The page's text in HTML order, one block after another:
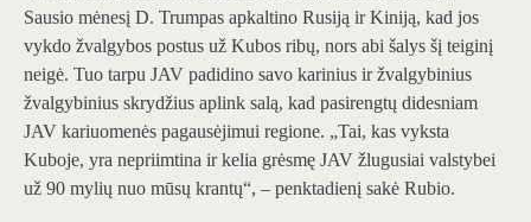
Sausio mėnesį D. Trumpas apkaltino Rusiją ir Kiniją, kad jos
vykdo žvalgybos postus už Kubos ribų, nors abi šalys šį teiginį
neigė. Tuo tarpu JAV padidino savo karinius ir žvalgybinius
žvalgybinius skrydžius aplink salą, kad pasirengtų didesniam
JAV kariuomenės pagausėjimui regione. „Tai, kas vyksta
Kuboje, yra nepriimtina ir kelia grėsmę JAV žlugusiai valstybei
už 90 mylių nuo mūsų krantų“, – penktadienį sakė Rubio.